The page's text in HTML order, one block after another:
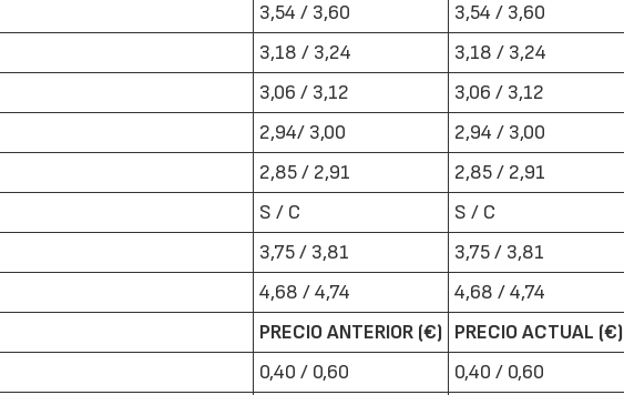
3,54 / 3,60
3,54 / 3,60
3,18 / 3,24
3,18 / 3,24
3,06 / 3,12
3,06 / 3,12
2,94/ 3,00
2,94 / 3,00
2,85 / 2,91
2,85 / 2,91
S / C
S / C
3,75 / 3,81
3,75 / 3,81
4,68 / 4,74
4,68 / 4,74
PRECIO ANTERIOR (€) PRECIO ACTUAL (€)
0,40 / 0,60
0,40 / 0,60
22/07/2026 29/07/2026